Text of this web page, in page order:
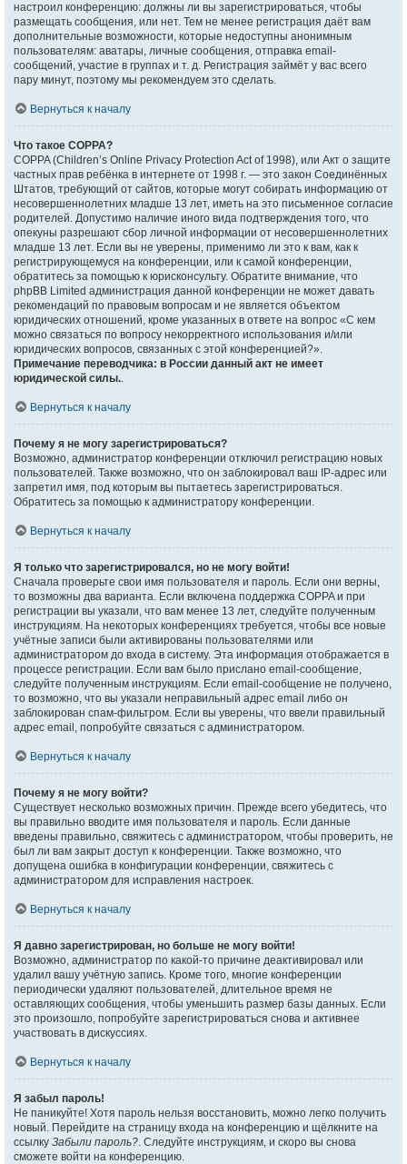
настроил конференцию: должны ли вы зарегистрироваться, чтобы
размещать сообщения, или нет. Тем не менее регистрация даёт вам
дополнительные возможности, которые недоступны анонимным
пользователям: аватары, личные сообщения, отправка email-
сообщений, участие в группах и т. д. Регистрация займёт у вас всего
пару минут, поэтому мы рекомендуем это сделать.
Вернуться к началу
Что такое COPPA?
COPPA (Children’s Online Privacy Protection Act of 1998), или Акт о защите
частных прав ребёнка в интернете от 1998 г. — это закон Соединённых
Штатов, требующий от сайтов, которые могут собирать информацию от
несовершеннолетних младше 13 лет, иметь на это письменное согласие
родителей. Допустимо наличие иного вида подтверждения того, что
опекуны разрешают сбор личной информации от несовершеннолетних
младше 13 лет. Если вы не уверены, применимо ли это к вам, как к
регистрирующемуся на конференции, или к самой конференции,
обратитесь за помощью к юрисконсульту. Обратите внимание, что
phpBB Limited администрация данной конференции не может давать
рекомендаций по правовым вопросам и не является объектом
юридических отношений, кроме указанных в ответе на вопрос «С кем
можно связаться по вопросу некорректного использования и/или
юридических вопросов, связанных с этой конференцией?».
Примечание переводчика: в России данный акт не имеет
юридической силы..
Вернуться к началу
Почему я не могу зарегистрироваться?
Возможно, администратор конференции отключил регистрацию новых
пользователей. Также возможно, что он заблокировал ваш IP-адрес или
запретил имя, под которым вы пытаетесь зарегистрироваться.
Обратитесь за помощью к администратору конференции.
Вернуться к началу
Я только что зарегистрировался, но не могу войти!
Сначала проверьте свои имя пользователя и пароль. Если они верны,
то возможны два варианта. Если включена поддержка COPPA и при
регистрации вы указали, что вам менее 13 лет, следуйте полученным
инструкциям. На некоторых конференциях требуется, чтобы все новые
учётные записи были активированы пользователями или
администратором до входа в систему. Эта информация отображается в
процессе регистрации. Если вам было прислано email-сообщение,
следуйте полученным инструкциям. Если email-сообщение не получено,
то возможно, что вы указали неправильный адрес email либо он
заблокирован спам-фильтром. Если вы уверены, что ввели правильный
адрес email, попробуйте связаться с администратором.
Вернуться к началу
Почему я не могу войти?
Существует несколько возможных причин. Прежде всего убедитесь, что
вы правильно вводите имя пользователя и пароль. Если данные
введены правильно, свяжитесь с администратором, чтобы проверить, не
был ли вам закрыт доступ к конференции. Также возможно, что
допущена ошибка в конфигурации конференции, свяжитесь с
администратором для исправления настроек.
Вернуться к началу
Я давно зарегистрирован, но больше не могу войти!
Возможно, администратор по какой-то причине деактивировал или
удалил вашу учётную запись. Кроме того, многие конференции
периодически удаляют пользователей, длительное время не
оставляющих сообщения, чтобы уменьшить размер базы данных. Если
это произошло, попробуйте зарегистрироваться снова и активнее
участвовать в дискуссиях.
Вернуться к началу
Я забыл пароль!
Не паникуйте! Хотя пароль нельзя восстановить, можно легко получить
новый. Перейдите на страницу входа на конференцию и щёлкните на
ссылку Забыли пароль?. Следуйте инструкциям, и скоро вы снова
сможете войти на конференцию.